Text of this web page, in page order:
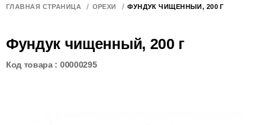
ГЛАВНАЯ СТРАНИЦА ОРЕХИ ФУНДУК ЧИЩЕННЫЙ, 200 Г
Фундук чищенный, 200 г
Код товара : 00000295